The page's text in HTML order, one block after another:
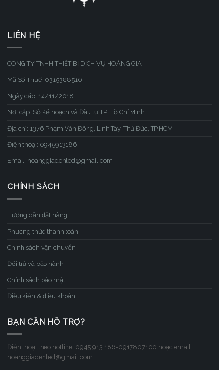
LIÊN HỆ
CÔNG TY TNHH THIẾT BỊ DỊCH VỤ HOÀNG GIA
Mã Số Thuế: 0315388516
Ngày cấp: 14/11/2018
Nơi cấp: Sở Kế hoạch và Đầu tư TP. Hồ Chí Minh
Địa chỉ: 1376 Phạm Văn Đồng, Linh Tây, Thủ Đức, TP.HCM
Điện thoại: 0945913186
Email: hoanggiadenled@gmail.com
CHÍNH SÁCH
Hướng dẫn đặt hàng
Phương thức thanh toán
Chính sách vận chuyển
Đổi trả và bảo hành
Chính sách bảo mật
Điều kiện & điều khoản
BẠN CẦN HỖ TRỢ?
Điện thoại theo hotline: 0945.913.186-0917807100 hoặc email:
hoanggiadenled@gmail.com